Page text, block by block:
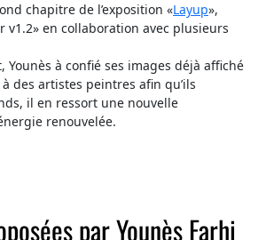
chapitre de l’exposition «Layup»,
v1.2» en collaboration avec plusieurs
Younès à confié ses images déjà affiché
des artistes peintres afin qu’ils
il en ressort une nouvelle
renouvelée.
par Younès Farhi